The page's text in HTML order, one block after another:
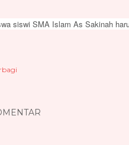
siswi SMA Islam As Sakinah